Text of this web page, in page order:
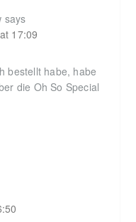
says
17:09
bestellt habe, habe
die Oh So Special